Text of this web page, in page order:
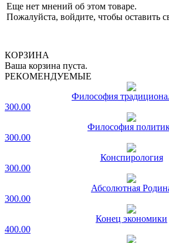
Еще нет мнений об этом товаре.
Пожалуйста, войдите, чтобы оставить
КОРЗИНА
Ваша корзина пуста.
РЕКОМЕНДУЕМЫЕ
Философия
300.00
Философия
300.00
Конспирология
300.00
Абсолютная
300.00
Конец экономики
400.00